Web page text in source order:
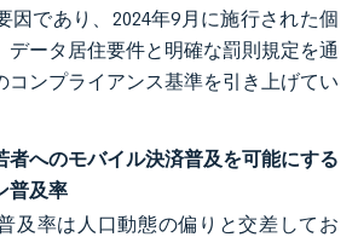
因であり、2024年9月に施行された個
データ居住要件と明確な罰則規定を通
コンプライアンス基準を引き上げてい
者へのモバイル決済普及を可能にする
普及率
及率は人口動態の偏りと交差してお